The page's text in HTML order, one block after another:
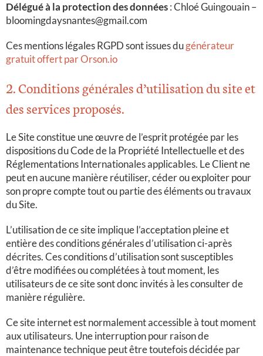
Délégué à la protection des données: Chloé Guingouain –
bloomingdaysnantes@gmail.com
Ces mentions légales RGPD sont issues dugénérateur
gratuit offert par Orson.io
2. Conditions générales d’utilisation du site et
des services proposés.
Le Site constitue une œuvre de l’esprit protégée par les
dispositions du Code de la Propriété Intellectuelle et des
Réglementations Internationales applicables. Le Client ne
peut en aucune manière réutiliser, céder ou exploiter pour
son propre compte tout ou partie des éléments ou travaux
du Site.
L’utilisation de ce siteimplique l’acceptation pleine et
entière des conditions générales d’utilisation ci-après
décrites. Ces conditions d’utilisation sont susceptibles
d’être modifiées ou complétées à tout moment, les
utilisateurs de ce sitesont donc invités à les consulter de
manière régulière.
Ce site internet est normalement accessible à tout moment
aux utilisateurs. Une interruption pour raison de
maintenance technique peut être toutefois décidée par